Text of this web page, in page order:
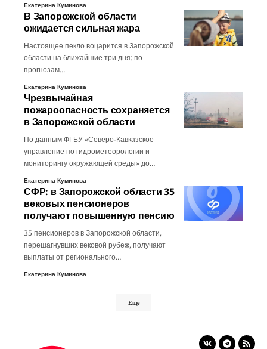
Екатерина Куминова
В Запорожской области
ожидается сильная жара
Настоящее пекло воцарится в Запорожской
области на ближайшие три дня: по
прогнозам…
Екатерина Куминова
Чрезвычайная
пожароопасность сохраняется
в Запорожской области
По данным ФГБУ «Северо-Кавказское
управление по гидрометеорологии и
мониторингу окружающей среды» до…
Екатерина Куминова
СФР: в Запорожской области 35
вековых пенсионеров
получают повышенную пенсию
35 пенсионеров в Запорожской области,
перешагнувших вековой рубеж, получают
выплаты от регионального…
Екатерина Куминова
Ещё